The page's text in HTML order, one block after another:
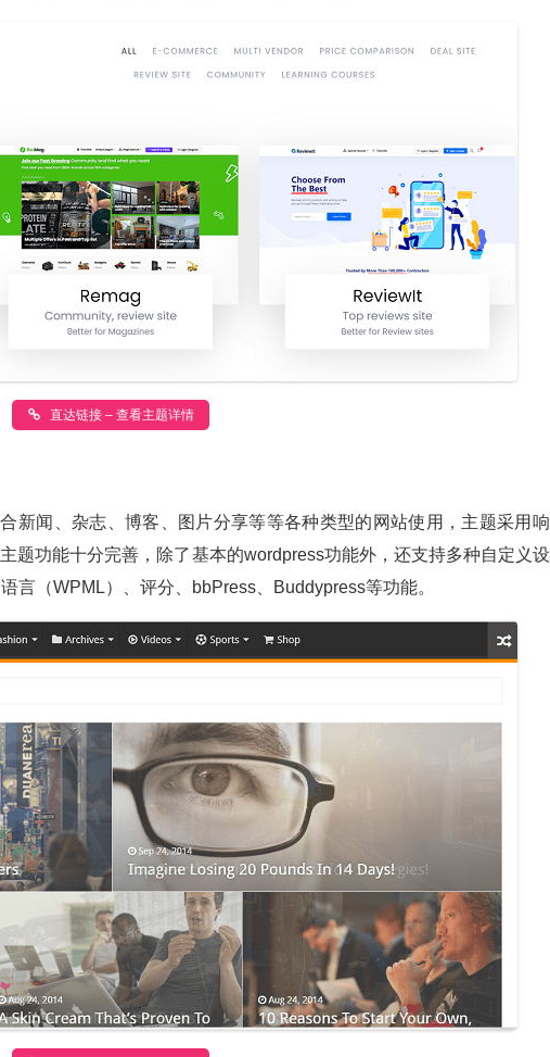
直达链接 – 查看主题详情
新闻、杂志、博客、图片分享等等各种类型的网站使用，主题采用响
题功能十分完善，除了基本的wordpress功能外，还支持多种自定义设
言（WPML）、评分、bbPress、Buddypress等功能。